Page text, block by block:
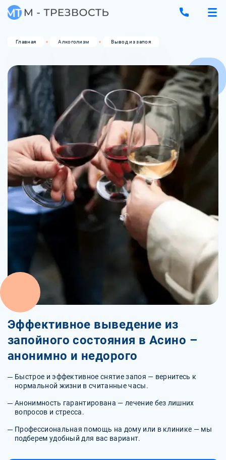
Главная Алкоголизм Вывод из запоя
Эффективное выведение из
запойного состояния в Асино –
анонимно и недорого
Быстрое и эффективное снятие запоя — вернитесь к
нормальной жизни в считанные часы.
Анонимность гарантирована — лечение без лишних
вопросов и стресса.
Профессиональная помощь на дому или в клинике — мы
подберем удобный для вас вариант.